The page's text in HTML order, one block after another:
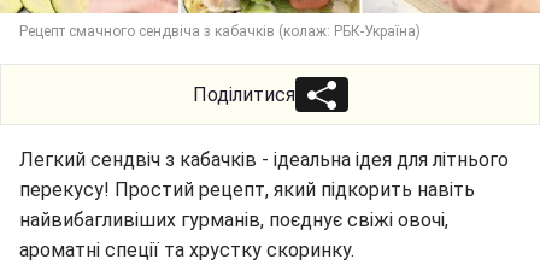
Рецепт смачного сендвіча з кабачків (колаж: РБК-Україна)
Поділитися
Легкий сендвіч з кабачків - ідеальна ідея для літнього
перекусу! Простий рецепт, який підкорить навіть
найвибагливіших гурманів, поєднує свіжі овочі,
ароматні спеції та хрустку скоринку.